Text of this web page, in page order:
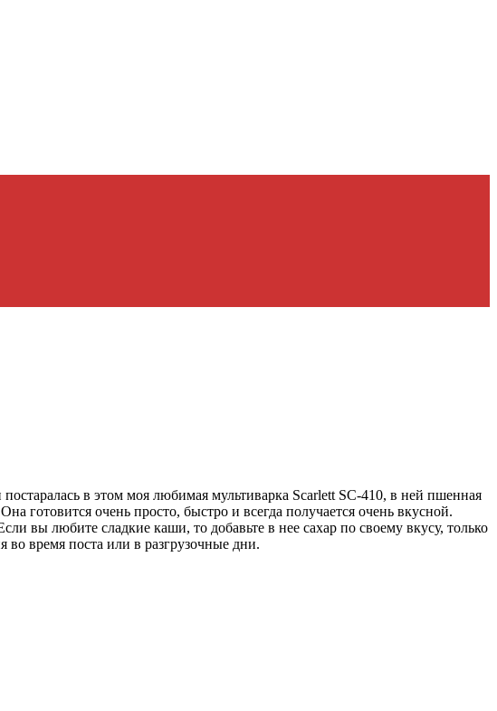
в этом моя любимая мультиварка Scarlett SC-410, в ней пшенная
готовится очень просто, быстро и всегда получается очень вкусной.
вы любите сладкие каши, то добавьте в нее сахар по своему вкусу, только
во время поста или в разгрузочные дни.